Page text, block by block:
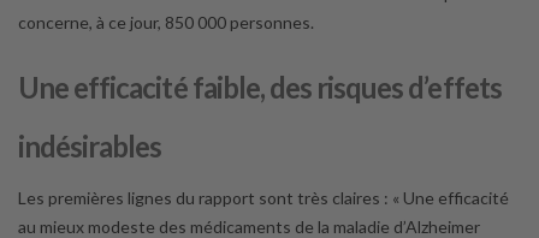
concerne, à ce jour, 850 000 personnes.
Une efficacité faible, des risques d’effets
indésirables
Les premières lignes du rapport sont très claires : « Une efficacité
au mieux modeste des médicaments de la maladie d’Alzheimer